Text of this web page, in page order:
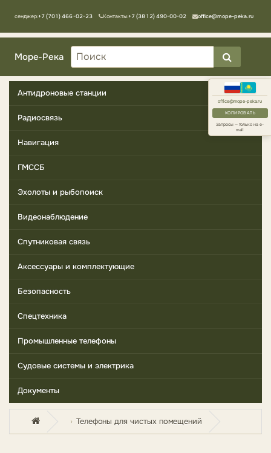
office@mope-peka.ru
КОПИРОВАТЬ
Запросы — только на e-
mail
Мессенджер:+7 (701) 466-02-23 Контакты:+7 (3812) 490-00-02 office@mope-peka.ru
Море-Река
Антидроновые станции
Радиосвязь
Навигация
ГМССБ
Эхолоты и рыбопоиск
Видеонаблюдение
Спутниковая связь
Аксессуары и комплектующие
Безопасность
Спецтехника
Промышленные телефоны
Судовые системы и электрика
Документы
Телефоны для чистых помещений